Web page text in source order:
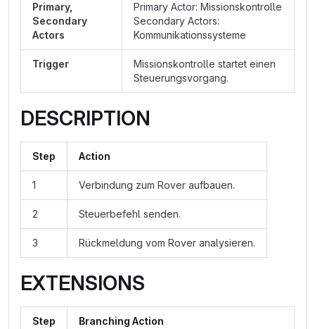
Primary,
Secondary
Actors
Primary Actor: Missionskontrolle
Secondary Actors:
Kommunikationssysteme
Trigger
Missionskontrolle startet einen
Steuerungsvorgang.
DESCRIPTION
Step Action
1 Verbindung zum Rover aufbauen.
2 Steuerbefehl senden.
3 Rückmeldung vom Rover analysieren.
EXTENSIONS
Step Branching Action